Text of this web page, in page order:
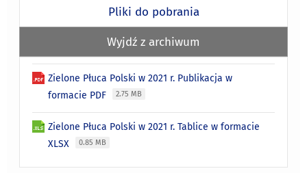
Pliki do pobrania
Wyjdź z archiwum
Zielone Płuca Polski w 2021 r. Publikacja w
formacie PDF
2.75 MB
Zielone Płuca Polski w 2021 r. Tablice w formacie
XLSX
0.85 MB